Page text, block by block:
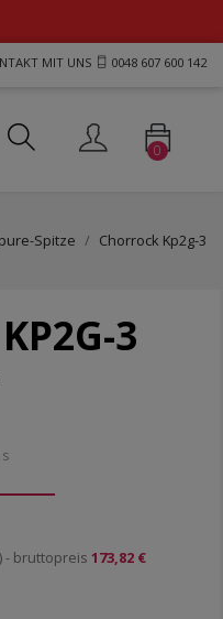
MIT UNS 0048 607 600 142
0
Spitze Chorrock Kp2g-3
3
- bruttopreis 173,82 €